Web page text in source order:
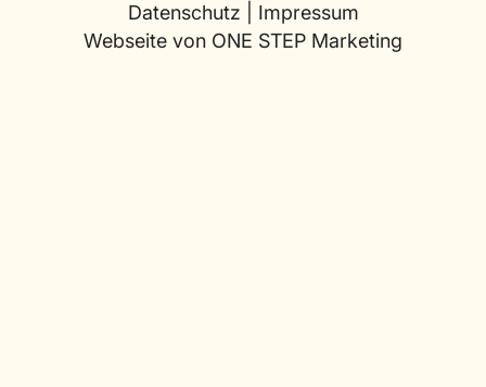
Datenschutz
Impressum
Webseite von ONE STEP Marketing